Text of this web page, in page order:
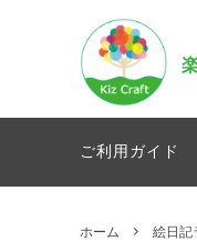
Chocoっと
オリジナルア
ご利用ガイド
ホーム 絵日記